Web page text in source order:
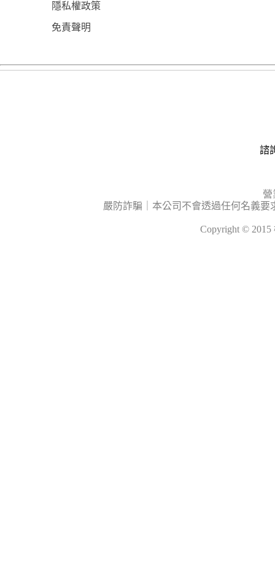
隱私權政策
免責聲明
諮
營
嚴防詐騙｜本公司不會透過任何名義
Copyright ©